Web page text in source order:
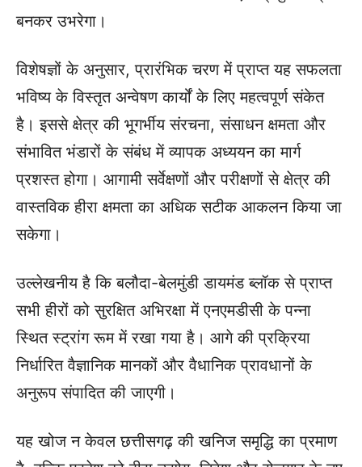
बनकर उभरेगा।
विशेषज्ञों के अनुसार, प्रारंभिक चरण में प्राप्त यह सफलता
भविष्य के विस्तृत अन्वेषण कार्यों के लिए महत्वपूर्ण संकेत
है। इससे क्षेत्र की भूगर्भीय संरचना, संसाधन क्षमता और
संभावित भंडारों के संबंध में व्यापक अध्ययन का मार्ग
प्रशस्त होगा। आगामी सर्वेक्षणों और परीक्षणों से क्षेत्र की
वास्तविक हीरा क्षमता का अधिक सटीक आकलन किया जा
सकेगा।
उल्लेखनीय है कि बलौदा-बेलमुंडी डायमंड ब्लॉक से प्राप्त
सभी हीरों को सुरक्षित अभिरक्षा में एनएमडीसी के पन्ना
स्थित स्ट्रांग रूम में रखा गया है। आगे की प्रक्रिया
निर्धारित वैज्ञानिक मानकों और वैधानिक प्रावधानों के
अनुरूप संपादित की जाएगी।
यह खोज न केवल छत्तीसगढ़ की खनिज समृद्धि का प्रमाण